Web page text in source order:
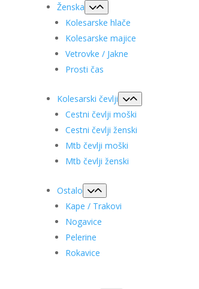
Ženska
Kolesarske hlače
Kolesarske majice
Vetrovke / Jakne
Prosti čas
Kolesarski čevlji
Cestni čevlji moški
Cestni čevlji ženski
Mtb čevlji moški
Mtb čevlji ženski
Ostalo
Kape / Trakovi
Nogavice
Pelerine
Rokavice